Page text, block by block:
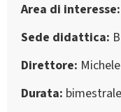
Area di interesse
Sede didattica
Direttore
Durata bimestrale